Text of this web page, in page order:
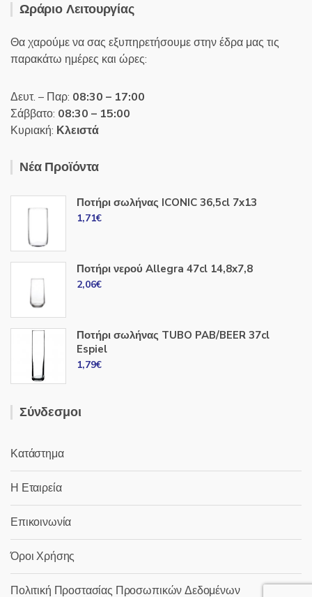
Ωράριο Λειτουργίας
Θα χαρούμε να σας εξυπηρετήσουμε στην έδρα μας τις
παρακάτω ημέρες και ώρες:
Δευτ. – Παρ: 08:30 – 17:00
Σάββατο: 08:30 – 15:00
Κυριακή: Κλειστά
Νέα Προϊόντα
Ποτήρι σωλήνας ICONIC 36,5cl 7x13
1,71€
Ποτήρι νερού Allegra 47cl 14,8x7,8
2,06€
Ποτήρι σωλήνας TUBO PAB/BEER 37cl
Espiel
1,79€
Σύνδεσμοι
Κατάστημα
Η Εταιρεία
Επικοινωνία
Όροι Χρήσης
Πολιτική Προστασίας Προσωπικών Δεδομένων